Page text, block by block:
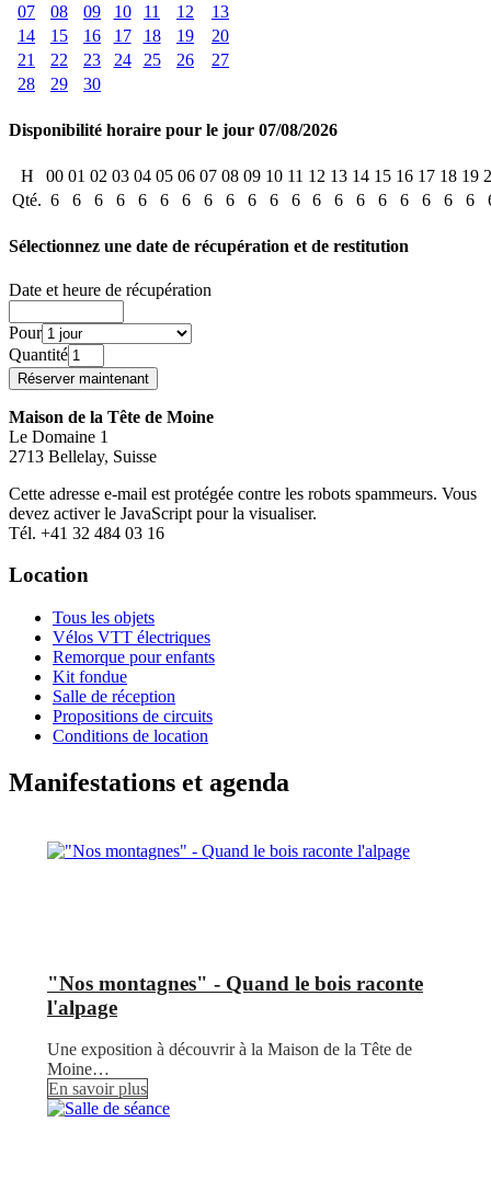
07
08 09 10 11 12
13
14
15 16 17 18 19
20
21
22 23 24 25 26
27
28
29 30
Disponibilité horaire pour le jour 07/08/2026
H 00 01 02 03 04 05 06 07 08 09 10 11 12 13 14 15 16 17 18 19
Qté. 6 6 6 6 6 6 6 6 6 6 6 6 6 6 6 6 6 6 6 6
Sélectionnez une date de récupération et de restitution
Date et heure de récupération
Pour
Quantité
Maison de la Tête de Moine
Le Domaine 1
2713 Bellelay, Suisse
Cette adresse e-mail est protégée contre les robots spammeurs. Vous
devez activer le JavaScript pour la visualiser.
Tél. +41 32 484 03 16
Location
Tous les objets
Vélos VTT électriques
Remorque pour enfants
Kit fondue
Salle de réception
Propositions de circuits
Conditions de location
Manifestations et agenda
"Nos montagnes" - Quand le bois raconte
l'alpage
Une exposition à découvrir à la Maison de la Tête de
Moine…
En savoir plus